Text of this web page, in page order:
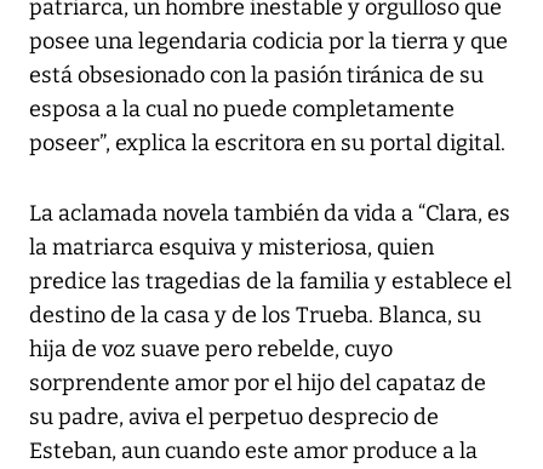
patriarca, un hombre inestable y orgulloso que
posee una legendaria codicia por la tierra y que
está obsesionado con la pasión tiránica de su
esposa a la cual no puede completamente
poseer”, explica la escritora en su portal digital.
La aclamada novela también da vida a “Clara, es
la matriarca esquiva y misteriosa, quien
predice las tragedias de la familia y establece el
destino de la casa y de los Trueba. Blanca, su
hija de voz suave pero rebelde, cuyo
sorprendente amor por el hijo del capataz de
su padre, aviva el perpetuo desprecio de
Esteban, aun cuando este amor produce a la